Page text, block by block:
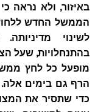
באיזור, ולא נראה
הממשל החדש
לשינוי
בהתנחלויות, שעל
מופעל כל לחץ
הרף גם בימים
כדי שתסיר את